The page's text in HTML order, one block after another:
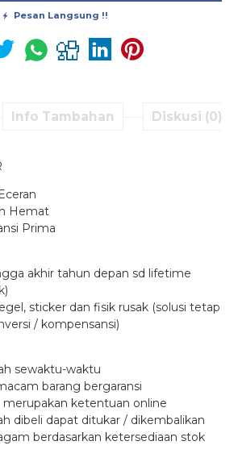
Pesan Langsung !!
Info Tambahan Diskusi (0)
Hemat
Prima
akhir tahun depan sd lifetime
sticker dan fisik rusak (solusi tetap
/ kompensansi)
sewaktu-waktu
barang bergaransi
ketentuan online
dibeli dapat ditukar / dikembalikan
berdasarkan ketersediaan stok